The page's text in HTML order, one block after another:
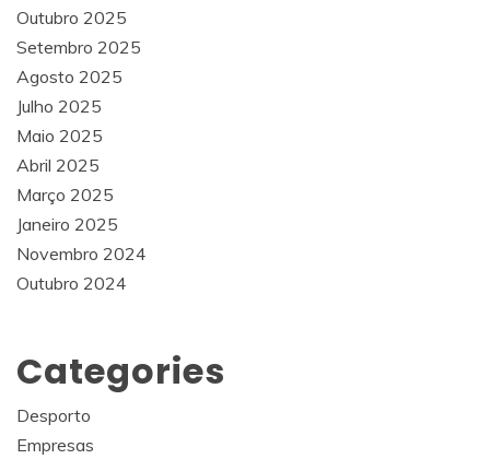
Outubro 2025
Setembro 2025
Agosto 2025
Julho 2025
Maio 2025
Abril 2025
Março 2025
Janeiro 2025
Novembro 2024
Outubro 2024
Categories
Desporto
Empresas